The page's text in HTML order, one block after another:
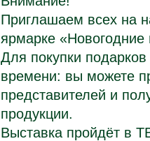
Приглашаем всех на
ярмарке «Новогодние
Для покупки
времени: вы можете
представителей и
продукции.
Выставка пройдёт в